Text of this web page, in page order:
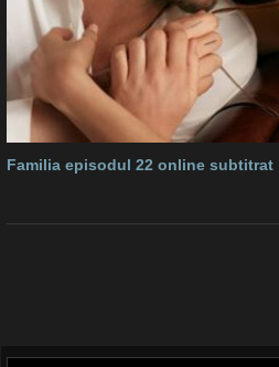
Familia episodul 22 online subtitrat